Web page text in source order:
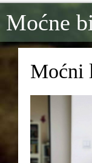
Moćne
Moćni